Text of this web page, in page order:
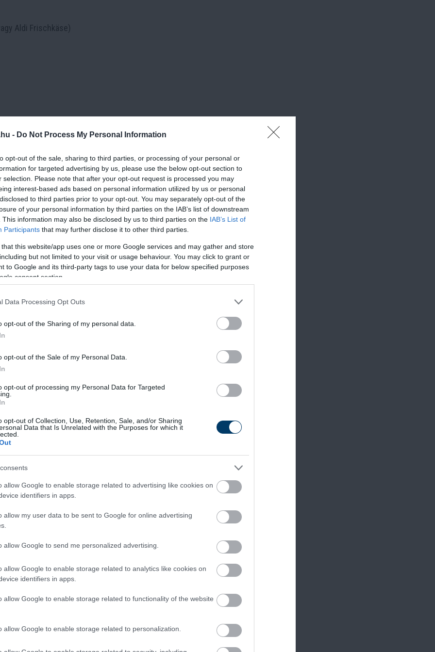
- Do Not Process My Personal Information
opt-out of the sale, sharing to third parties, or processing of your personal or
for targeted advertising by us, please use the below opt-out section to
selection. Please note that after your opt-out request is processed you may
interest-based ads based on personal information utilized by us or personal
to third parties prior to your opt-out. You may separately opt-out of the
of your personal information by third parties on the IAB’s list of downstream
This information may also be disclosed by us to third parties on the IAB’s List of
Participants that may further disclose it to other third parties.
that this website/app uses one or more Google services and may gather and store
but not limited to your visit or usage behaviour. You may click to grant or
to Google and its third-party tags to use your data for below specified purposes
consent section.
Data Processing Opt Outs
opt-out of the Sharing of my personal data.
opt-out of the Sale of my Personal Data.
opt-out of processing my Personal Data for Targeted
opt-out of Collection, Use, Retention, Sale, and/or Sharing
Data that Is Unrelated with the Purposes for which it
allow Google to enable storage related to advertising like cookies on
identifiers in apps.
allow my user data to be sent to Google for online advertising
allow Google to send me personalized advertising.
allow Google to enable storage related to analytics like cookies on
identifiers in apps.
allow Google to enable storage related to functionality of the website
allow Google to enable storage related to personalization.
Aldi Frischkäse)
vízzel hígítva)
olvasztott vajjal, majd alaposan dolgozd össze, hogy homogén,
aljára, egyenletesen elosztva és jól lenyomkodva.
hagyd kissé kihűlni.
duzzadni, majd enyhén melegítsd fel, amíg teljesen feloldódik.
add hozzá amegolvasztott csokoládét feloldott zselatint.
bele a masszába.
tortában gyümölcsdarabok is legyenek.
a tetejét, és tedd hűtőbe
még 1–2 órára